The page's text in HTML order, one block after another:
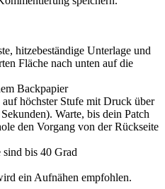
hitzebeständige Unterlage und
Fläche nach unten auf die
Backpapier
höchster Stufe mit Druck über
Warte, bis dein Patch
den Vorgang von der Rückseite
bis 40 Grad
ein Aufnähen empfohlen.